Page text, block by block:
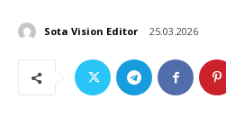
Sota Vision Editor 25.03.2026